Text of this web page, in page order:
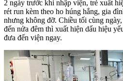
2 ngày trước khi nhập viện, trẻ xuất
rét run kèm theo ho húng hắng, gia
nhưng không đỡ. Chiều tối cùng
đến nửa đêm thì xuất hiện dấu hiệu
đưa đến viện ngay.